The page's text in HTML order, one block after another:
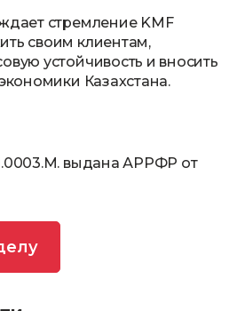
стремление KMF
своим клиентам,
устойчивость и вносить
Казахстана.
выдана АРРФР от